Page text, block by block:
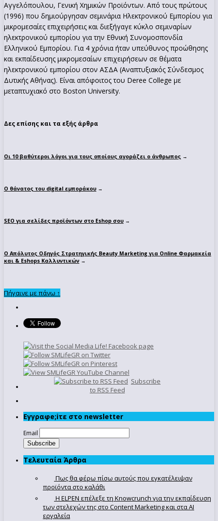
Αγγελόπουλου, Γενική Χημικών Προϊόντων. Από τους πρώτους
(1996) που δημιούργησαν σεμινάρια Ηλεκτρονικού Εμπορίου για
μικρομεσαίες επιχειρήσεις και διεξήγαγε κύκλο σεμιναρίων
ηλεκτρονικού εμπορίου για την Εθνική Συνομοσπονδία
Ελληνικού Εμπορίου. Για 4 χρόνια ήταν υπεύθυνος προώθησης
και εκπαίδευσης μικρομεσαίων επιχειρήσεων σε θέματα
ηλεκτρονικού εμπορίου στον ΑΣΔΑ (Αναπτυξιακός Σύνδεσμος
Δυτικής Αθήνας). Είναι απόφοιτος του Deree College με
μεταπτυχιακό στο Boston University.
Δες επίσης και τα εξής άρθρα
Οι 10 βαθύτεροι λόγοι για τους οποίους αγοράζει ο άνθρωπος →
Ο θάνατος του digital εμποράκου →
SEO για σελίδες προϊόντων στο Eshop σου →
Ο Απόλυτoς Οδηγός Στρατηγικής Beauty Marketing για Online Φαρμακεία
και & Eshops Καλλυντικών →
Πήγαινε με πάνω ↑
Subscribe
to RSS Feed
Εγγραφe;iτε στο newsletter
Email
Τελευταία Άρθρα
Πως θα φέρω πίσω αυτούς που εγκατέλειψαν
προϊόντα στο καλάθι
Η ELPEN επέλεξε τη Knowcrunch για την εκπαίδευση
των στελεχών της στο Content Marketing και στα AI
εργαλεία